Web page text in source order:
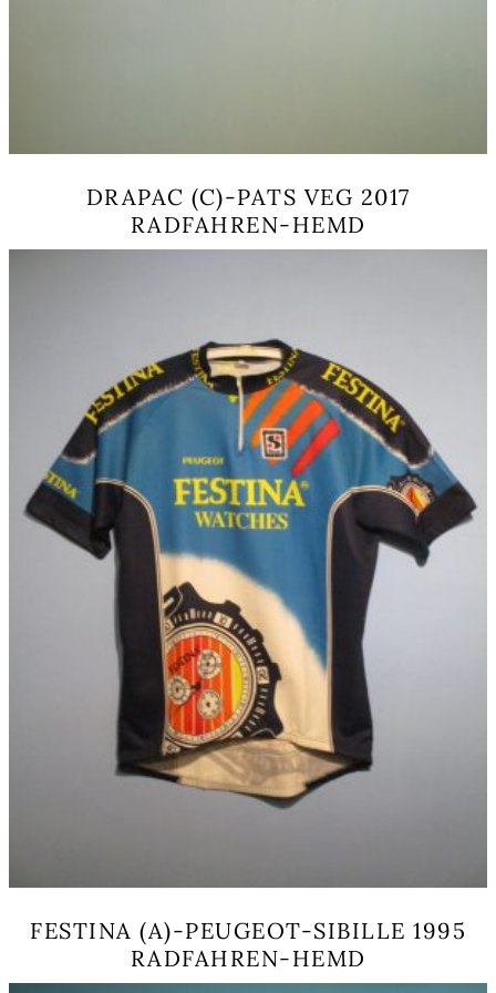
DRAPAC (C)-PATS VEG 2017
RADFAHREN-HEMD
Varianten
auf.
Die
Optionen
können
auf
der
Produktseite
gewählt
werden
FESTINA (A)-PEUGEOT-SIBILLE 1995
RADFAHREN-HEMD